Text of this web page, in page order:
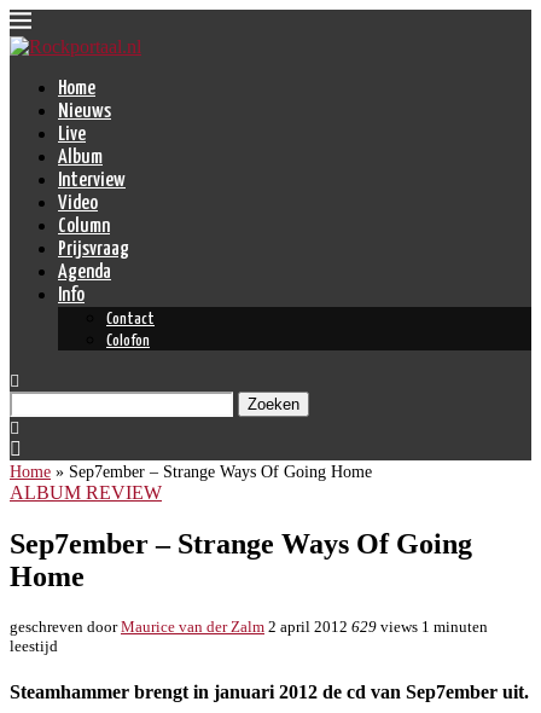
Home
Nieuws
Live
Album
Interview
Video
Column
Prijsvraag
Agenda
Info
Contact
Colofon
Zoeken
Home » Sep7ember – Strange Ways Of Going Home
ALBUM REVIEW
Sep7ember – Strange Ways Of Going
Home
geschreven doorMaurice van der Zalm 2 april 2012 629 views 1 minuten
leestijd
Steamhammer brengt in januari 2012 de cd van Sep7ember uit.